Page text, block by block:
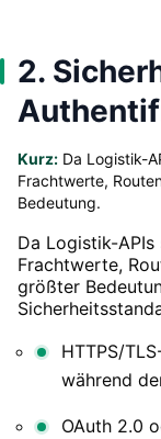
2.
Kurz: Da Logistik-
Frachtwerte,
Bedeutung.
Da Logistik-
Frachtwerte,
größter
HTTPS/
während
OAuth 2.0